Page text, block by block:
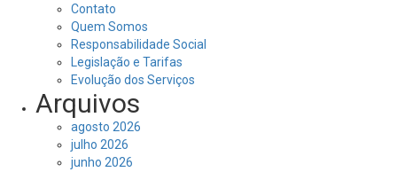
Contato
Quem Somos
Responsabilidade Social
Legislação e Tarifas
Evolução dos Serviços
Arquivos
agosto 2026
julho 2026
junho 2026